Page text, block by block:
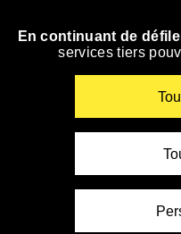
Accéder
En continuant de
services tiers